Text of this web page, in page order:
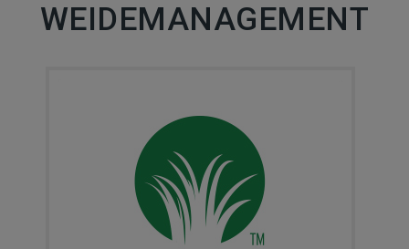
WEIDEMANAGEMENT